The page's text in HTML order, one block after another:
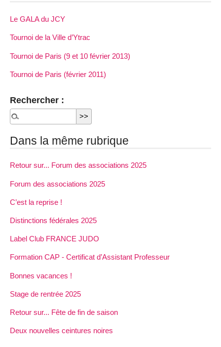
Le GALA du JCY
Tournoi de la Ville d’Ytrac
Tournoi de Paris (9 et 10 février 2013)
Tournoi de Paris (février 2011)
Rechercher :
Dans la même rubrique
Retour sur... Forum des associations 2025
Forum des associations 2025
C’est la reprise !
Distinctions fédérales 2025
Label Club FRANCE JUDO
Formation CAP - Certificat d’Assistant Professeur
Bonnes vacances !
Stage de rentrée 2025
Retour sur... Fête de fin de saison
Deux nouvelles ceintures noires